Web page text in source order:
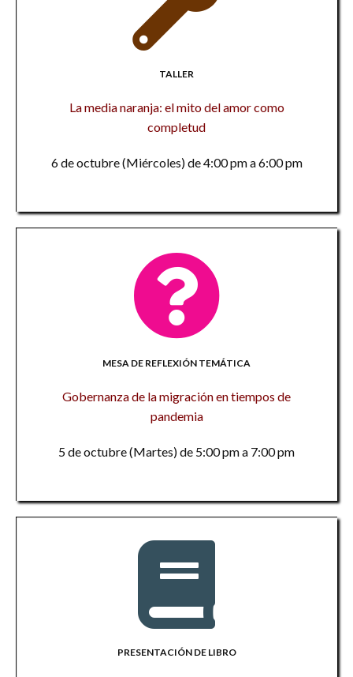
TALLER
La media naranja: el mito del amor como
completud
6 de octubre (Miércoles) de 4:00 pm a 6:00 pm
MESA DE REFLEXIÓN TEMÁTICA
Gobernanza de la migración en tiempos de
pandemia
5 de octubre (Martes) de 5:00 pm a 7:00 pm
PRESENTACIÓN DE LIBRO